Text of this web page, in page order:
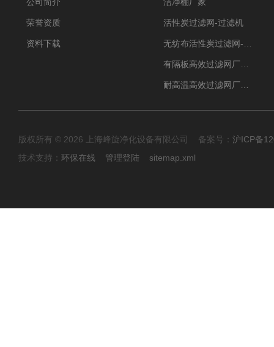
荣誉资质
资料下载
活性炭过滤网-过滤机
版权所有 © 2026 上海峰旋净化设备有限公司 备案号： 沪ICP备
技术支持： 环保在线 管理登陆 sitemap.xml